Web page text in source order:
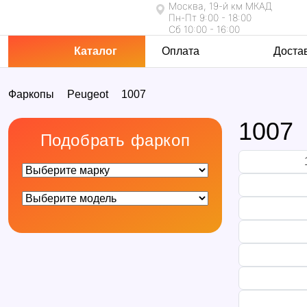
Москва, 19-й км МКАД
Пн-Пт 9:00 - 18:00
Сб 10:00 - 16:00
Каталог
Оплата
Фаркопы Peugeot 1007
Подобрать фаркоп 1007